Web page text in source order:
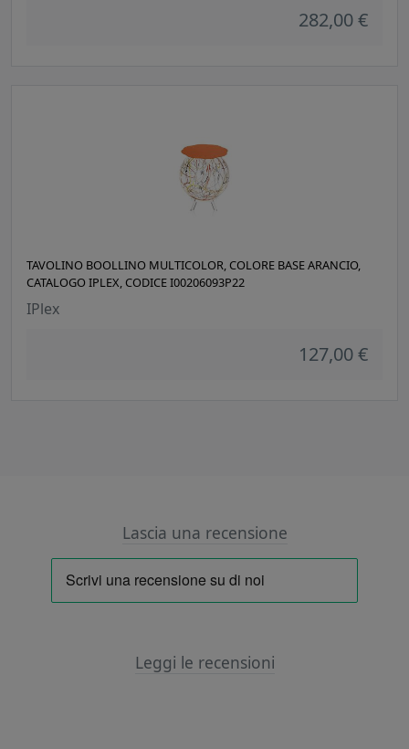
282,00 €
TAVOLINO BOOLLINO MULTICOLOR, COLORE BASE ARANCIO,
CATALOGO IPLEX, CODICE I00206093P22
IPlex
127,00 €
Lascia una recensione
Leggi le recensioni